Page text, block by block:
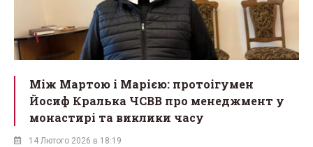
Між Мартою і Марією: протоігумен
Йосиф Кралька ЧСВВ про менеджмент у
монастирі та виклики часу
14 Лютого 2026 в 18:19